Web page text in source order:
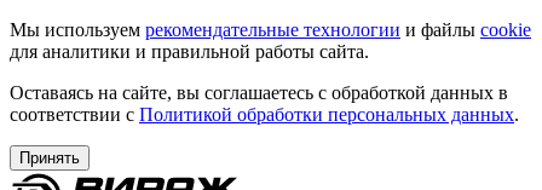
Мы используем рекомендательные технологии и файлы cookie
для аналитики и правильной работы сайта.
Оставаясь на сайте, вы соглашаетесь с обработкой данных в
соответствии с Политикой обработки персональных данных.
Принять